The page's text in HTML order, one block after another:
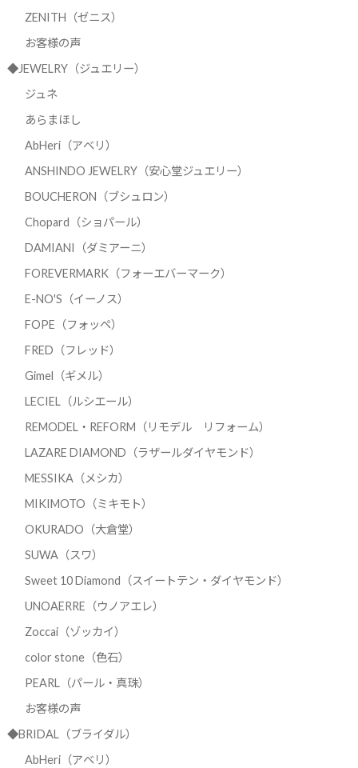
ZENITH（ゼニス）
お客様の声
◆JEWELRY（ジュエリー）
ジュネ
あらまほし
AbHeri（アベリ）
ANSHINDO JEWELRY（安心堂ジュエリー）
BOUCHERON（ブシュロン）
Chopard（ショパール）
DAMIANI（ダミアーニ）
FOREVERMARK（フォーエバーマーク）
E-NO'S（イーノス）
FOPE（フォッペ）
FRED（フレッド）
Gimel（ギメル）
LECIEL（ルシエール）
REMODEL・REFORM（リモデル リフォーム）
LAZARE DIAMOND（ラザールダイヤモンド）
MESSIKA（メシカ）
MIKIMOTO（ミキモト）
OKURADO（大倉堂）
SUWA（スワ）
Sweet 10 Diamond（スイートテン・ダイヤモンド）
UNOAERRE（ウノアエレ）
Zoccai（ゾッカイ）
color stone（色石）
PEARL（パール・真珠）
お客様の声
◆BRIDAL（ブライダル）
AbHeri（アベリ）